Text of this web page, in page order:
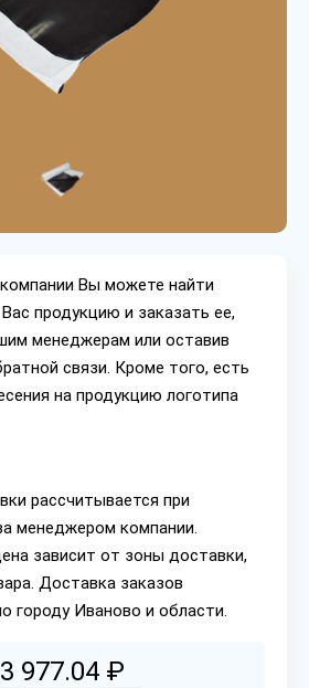
Вы можете найти
продукцию и заказать ее,
менеджерам или оставив
связи. Кроме того, есть
на продукцию логотипа
рассчитывается при
менеджером компании.
зависит от зоны доставки,
Доставка заказов
городу Иваново и области.
3 977.04 ₽